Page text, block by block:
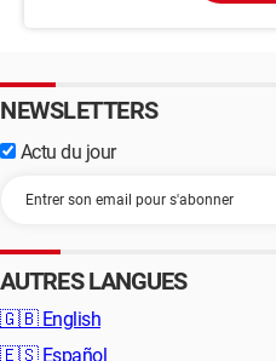
NEWSLETTERS
Actu du jour
AUTRES LANGUES
🇬🇧 English
🇪🇸 Español